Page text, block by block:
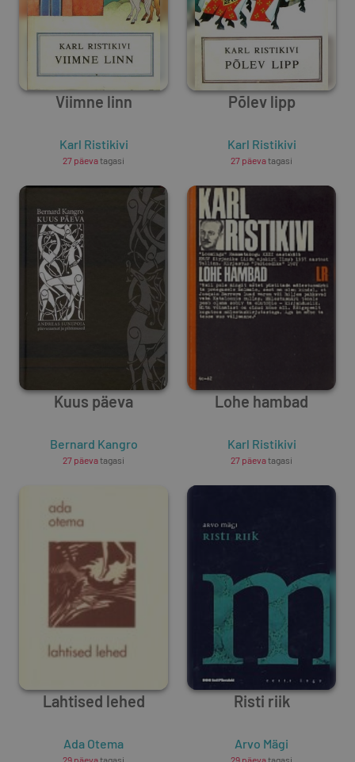
Viimne linn
Karl Ristikivi
27 päevatagasi
Põlev lipp
Karl Ristikivi
27 päevatagasi
Kuus päeva
Bernard Kangro
27 päevatagasi
Lohe hambad
Karl Ristikivi
27 päevatagasi
Lahtised lehed
Ada Otema
29 päevatagasi
Risti riik
Arvo Mägi
29 päevatagasi